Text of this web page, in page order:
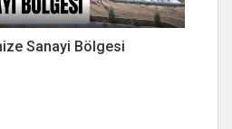
Sanayi Bölgesi